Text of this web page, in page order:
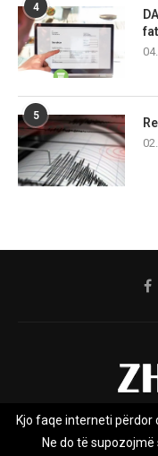
4
5
Rreth nesh
Kjo faqe interneti përdor
Ne do të